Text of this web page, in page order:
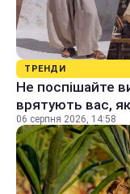
ТРЕНДИ
Не поспішайте
врятують вас,
06 серпня 2026, 14:58